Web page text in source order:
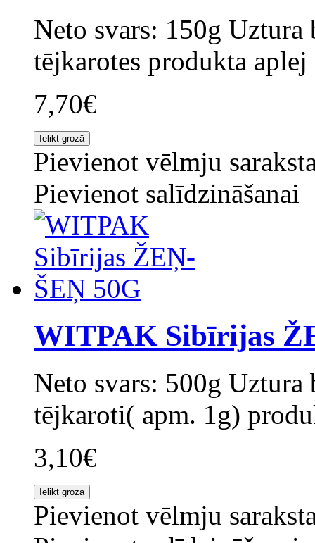
Neto svars: 150g Uztura
tējkarotes produkta
7,70€
Pievienot vēlmju
Pievienot salīdzināšanai
WITPAK Sibīrijas
Neto svars: 500g Uztura
tējkaroti( apm. 1g)
3,10€
Pievienot vēlmju